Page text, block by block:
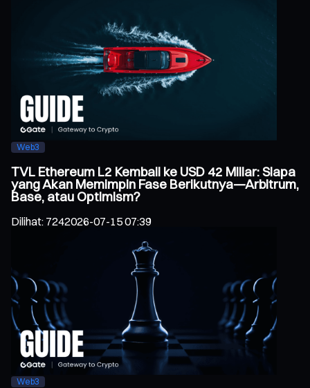
Web3
TVL Ethereum L2 Kembali ke USD 42 Miliar: Siapa
yang Akan Memimpin Fase Berikutnya—Arbitrum,
Base, atau Optimism?
Dilihat: 7242026-07-15 07:39
Web3